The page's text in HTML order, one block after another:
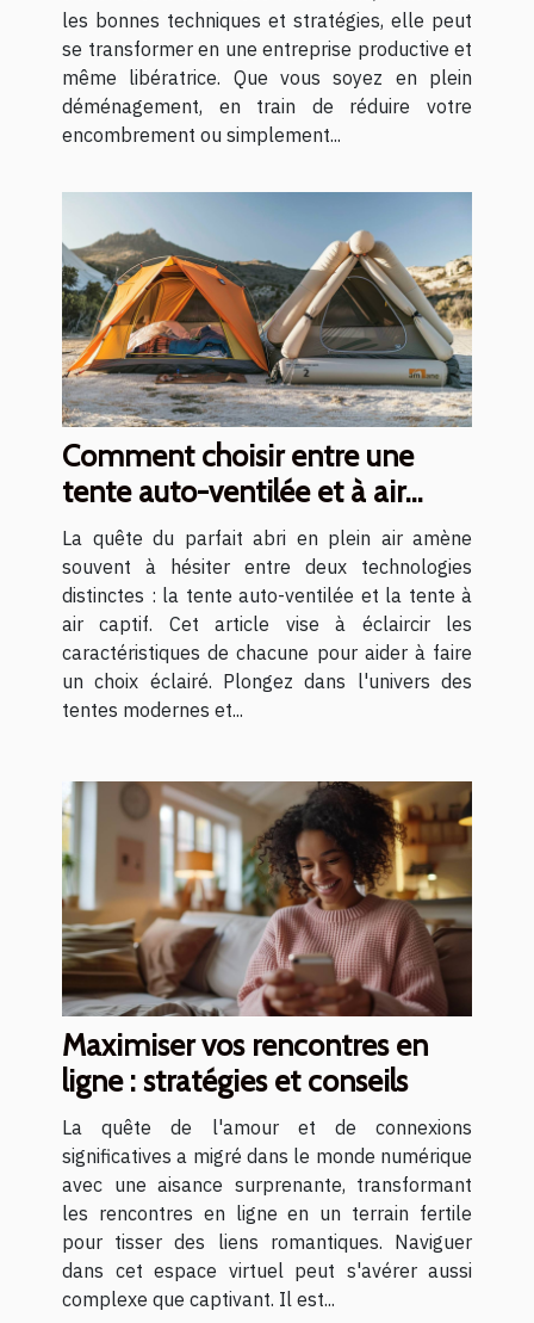
les bonnes techniques et stratégies, elle peut
se transformer en une entreprise productive et
même libératrice. Que vous soyez en plein
déménagement, en train de réduire votre
encombrement ou simplement...
Comment choisir entre une
tente auto-ventilée et à air
captif
La quête du parfait abri en plein air amène
souvent à hésiter entre deux technologies
distinctes : la tente auto-ventilée et la tente à
air captif. Cet article vise à éclaircir les
caractéristiques de chacune pour aider à faire
un choix éclairé. Plongez dans l'univers des
tentes modernes et...
Maximiser vos rencontres en
ligne : stratégies et conseils
La quête de l'amour et de connexions
significatives a migré dans le monde numérique
avec une aisance surprenante, transformant
les rencontres en ligne en un terrain fertile
pour tisser des liens romantiques. Naviguer
dans cet espace virtuel peut s'avérer aussi
complexe que captivant. Il est...